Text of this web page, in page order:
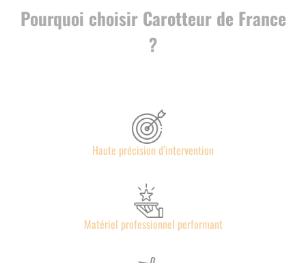
Pourquoi choisir Carotteur de France
?
Haute précision d’intervention
Matériel professionnel performant